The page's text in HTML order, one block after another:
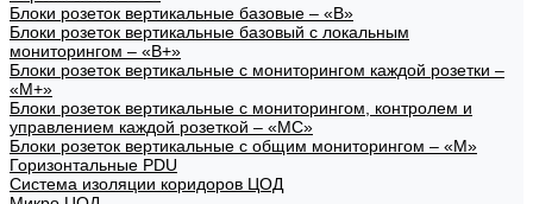
Блоки розеток вертикальные базовые – «В»
Блоки розеток вертикальные базовый с локальным
мониторингом – «В+»
Блоки розеток вертикальные с мониторингом каждой розетки –
«М+»
Блоки розеток вертикальные с мониторингом, контролем и
управлением каждой розеткой – «МС»
Блоки розеток вертикальные с общим мониторингом – «М»
Горизонтальные PDU
Система изоляции коридоров ЦОД